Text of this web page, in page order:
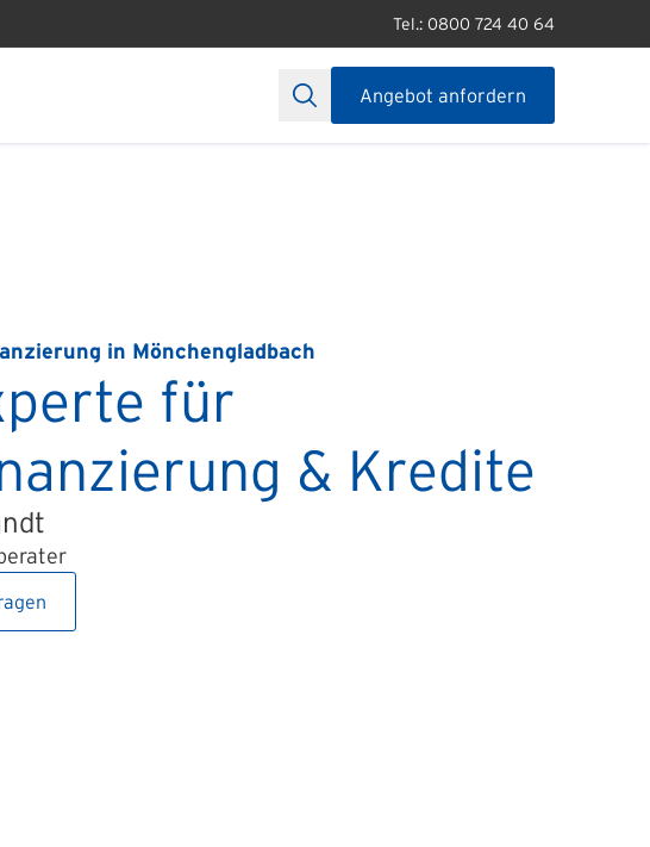
Tel.: 0800 724 40 64
Angebot anfordern
in Mönchengladbach
für
& Kredite